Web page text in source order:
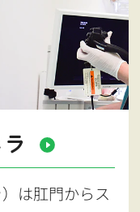
は肛門からス